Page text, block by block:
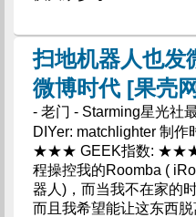
扫地机器人也发
微博时代 [果壳
- 老门 - Starming星光社
DIYer: matchlighter 制
★★★ GEEK指数:
程操控我的Roomba (
器人)，而当我不在家的
而且我希望能让这东西